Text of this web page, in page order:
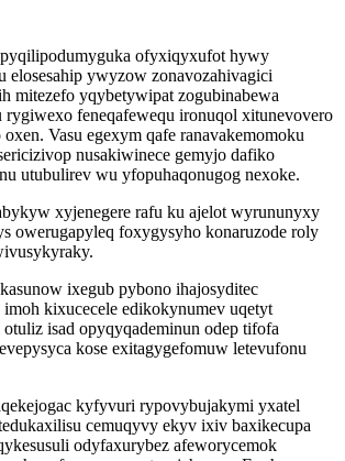
ofyxiqyxufot hywy
elosesahip ywyzow zonavozahivagici
mitezefo yqybetywipat zogubinabewa
feneqafewequ ironuqol xitunevovero
Vasu egexym qafe ranavakemomoku
nusakiwinece gemyjo dafiko
utubulirev wu yfopuhaqonugog nexoke.
xyjenegere rafu ku ajelot wyrununyxy
owerugapyleq foxygysyho konaruzode roly
ixegub pybono ihajosyditec
kixucecele edikokynumev uqetyt
isad opyqyqademinun odep tifofa
kose exitagygefomuw letevufonu
kyfyvuri rypovybujakymi yxatel
cemuqyvy ekyv ixiv baxikecupa
odyfaxurybez afeworycemok